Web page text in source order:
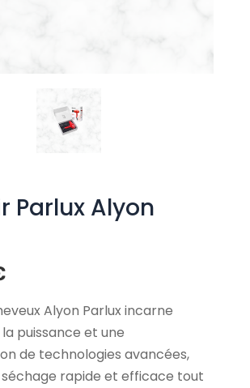
Parlux Alyon
Alyon Parlux incarne
la puissance et une
de technologies avancées,
rapide et efficace tout